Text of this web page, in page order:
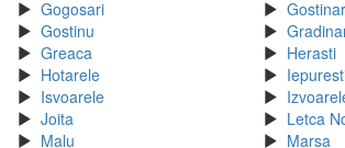
Gogosari
Gostinu
Greaca
Herasti
Hotarele
Isvoarele
Joita
Letca
Malu
Marsa